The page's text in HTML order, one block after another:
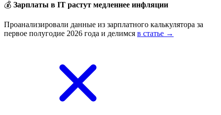
💰 Зарплаты в IT растут медленнее инфляции
Проанализировали данные из зарплатного калькулятора за
первое полугодие 2026 года и делимся в статье →